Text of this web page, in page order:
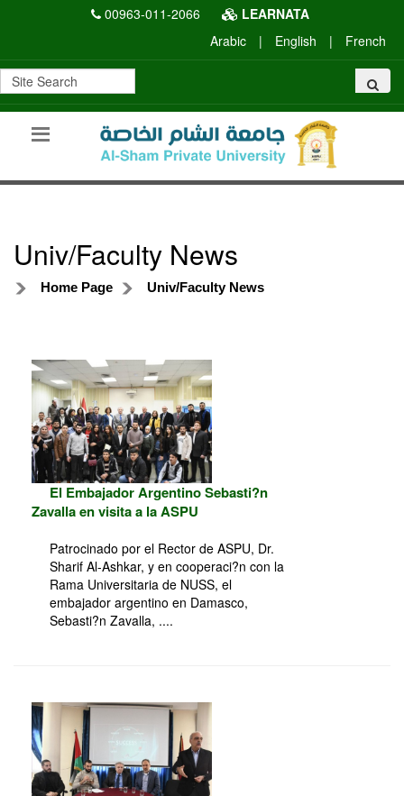
00963-011-2066
LEARNATA
Arabic
| English | French
Univ/Faculty News
Home Page Univ/Faculty News
El Embajador Argentino Sebasti?n
Zavalla en visita a la ASPU
Patrocinado por el Rector de ASPU, Dr.
Sharif Al-Ashkar, y en cooperaci?n con la
Rama Universitaria de NUSS, el
embajador argentino en Damasco,
Sebasti?n Zavalla, ....